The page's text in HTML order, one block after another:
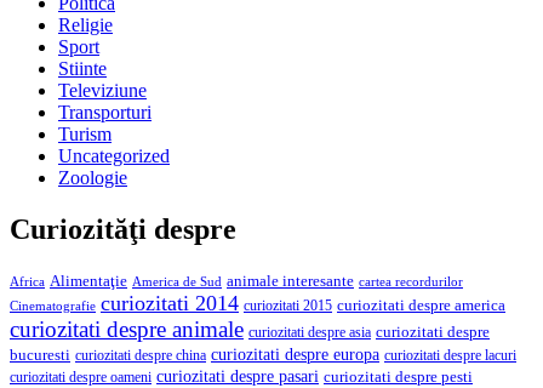
Religie
Sport
Stiinte
Televiziune
Transporturi
Turism
Uncategorized
Zoologie
Curiozităţi despre
Africa Alimentaţie America de Sud animale interesante cartea recordurilor
Cinematografie curiozitati 2014 curiozitati 2015 curiozitati despre america
curiozitati despre animale curiozitati despre asia curiozitati despre
bucuresti curiozitati despre china curiozitati despre europa curiozitati despre lacuri
curiozitati despre oameni curiozitati despre pasari curiozitati despre pesti